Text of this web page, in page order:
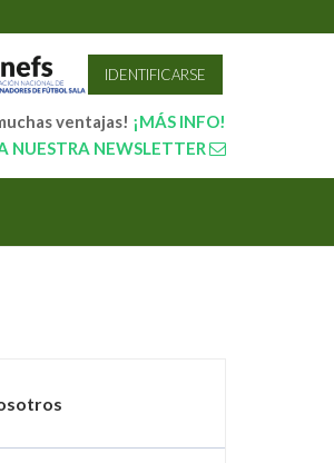
IDENTIFICARSE
ventajas! ¡MÁS INFO!
NUESTRA NEWSLETTER